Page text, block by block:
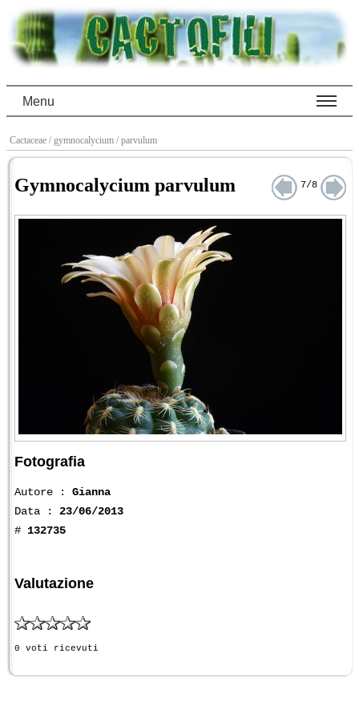
Menu
Cactaceae / gymnocalycium / parvulum
Gymnocalycium parvulum 7/8
Fotografia
Autore : Gianna
Data : 23/06/2013
# 132735
Valutazione
0 voti ricevuti